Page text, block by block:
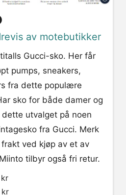
av motebutikker
Gucci-sko. Her får
pumps, sneakers,
fra dette populære
sko for både damer og
utvalget på noen
fra Gucci. Merk
ved kjøp av et av
tilbyr også fri retur.
kr